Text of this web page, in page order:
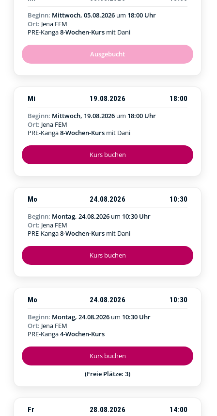
Ausgebucht
Beginn: Mittwoch, 05.08.2026 um 18:00 Uhr
Ort: Jena FEM
PRE-Kanga8-Wochen-Kurs mit Dani
Kurs buchen
Mi 19.08.2026
18:00
Beginn: Mittwoch, 19.08.2026 um 18:00 Uhr
Ort: Jena FEM
PRE-Kanga8-Wochen-Kurs mit Dani
Kurs buchen
Mo 24.08.2026
10:30
Beginn: Montag, 24.08.2026 um 10:30 Uhr
Ort: Jena FEM
PRE-Kanga8-Wochen-Kurs mit Dani
Kurs buchen
(Freie Plätze: 3)
Mo 24.08.2026
10:30
Beginn: Montag, 24.08.2026 um 10:30 Uhr
Ort: Jena FEM
PRE-Kanga4-Wochen-Kurs
Fr 28.08.2026
14:00